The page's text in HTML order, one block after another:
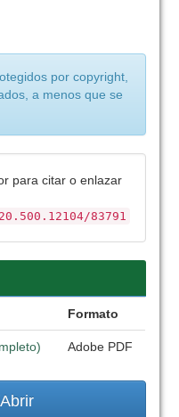
por copyright,
a menos que se
para citar o enlazar
83791
Formato
Adobe PDF